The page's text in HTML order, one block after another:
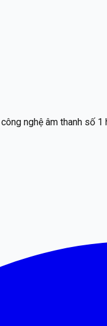
nghệ âm thanh số 1